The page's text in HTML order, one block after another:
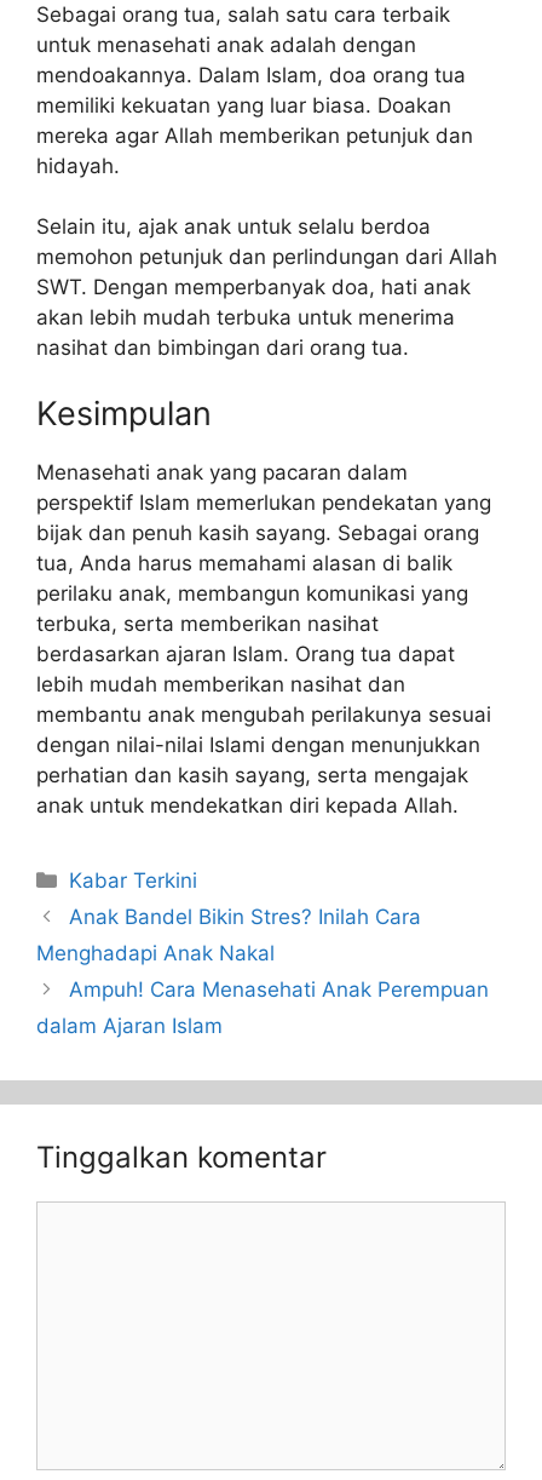
Sebagai orang tua, salah satu cara terbaik
untuk menasehati anak adalah dengan
mendoakannya. Dalam Islam, doa orang tua
memiliki kekuatan yang luar biasa. Doakan
mereka agar Allah memberikan petunjuk dan
hidayah.
Selain itu, ajak anak untuk selalu berdoa
memohon petunjuk dan perlindungan dari Allah
SWT. Dengan memperbanyak doa, hati anak
akan lebih mudah terbuka untuk menerima
nasihat dan bimbingan dari orang tua.
Kesimpulan
Menasehati anak yang pacaran dalam
perspektif Islam memerlukan pendekatan yang
bijak dan penuh kasih sayang. Sebagai orang
tua, Anda harus memahami alasan di balik
perilaku anak, membangun komunikasi yang
terbuka, serta memberikan nasihat
berdasarkan ajaran Islam. Orang tua dapat
lebih mudah memberikan nasihat dan
membantu anak mengubah perilakunya sesuai
dengan nilai-nilai Islami dengan menunjukkan
perhatian dan kasih sayang, serta mengajak
anak untuk mendekatkan diri kepada Allah.
Kabar Terkini
Anak Bandel Bikin Stres? Inilah Cara
Menghadapi Anak Nakal
Ampuh! Cara Menasehati Anak Perempuan
dalam Ajaran Islam
Tinggalkan komentar